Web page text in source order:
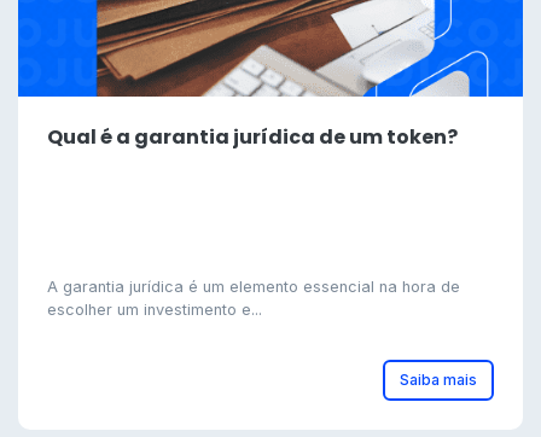
Qual é a garantia jurídica de um token?
A garantia jurídica é um elemento essencial na hora de
escolher um investimento e...
Saiba mais